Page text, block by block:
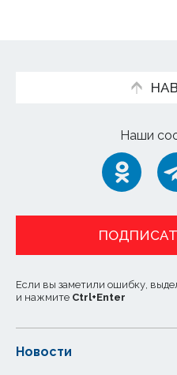
Наши
Если вы заметили ошибку,
и нажмите Ctrl+Enter
Новости